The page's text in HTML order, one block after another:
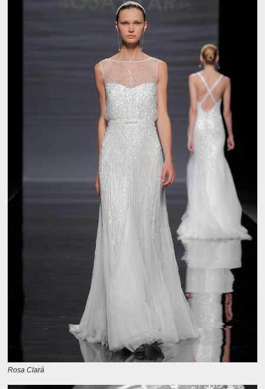
Rosa Clará